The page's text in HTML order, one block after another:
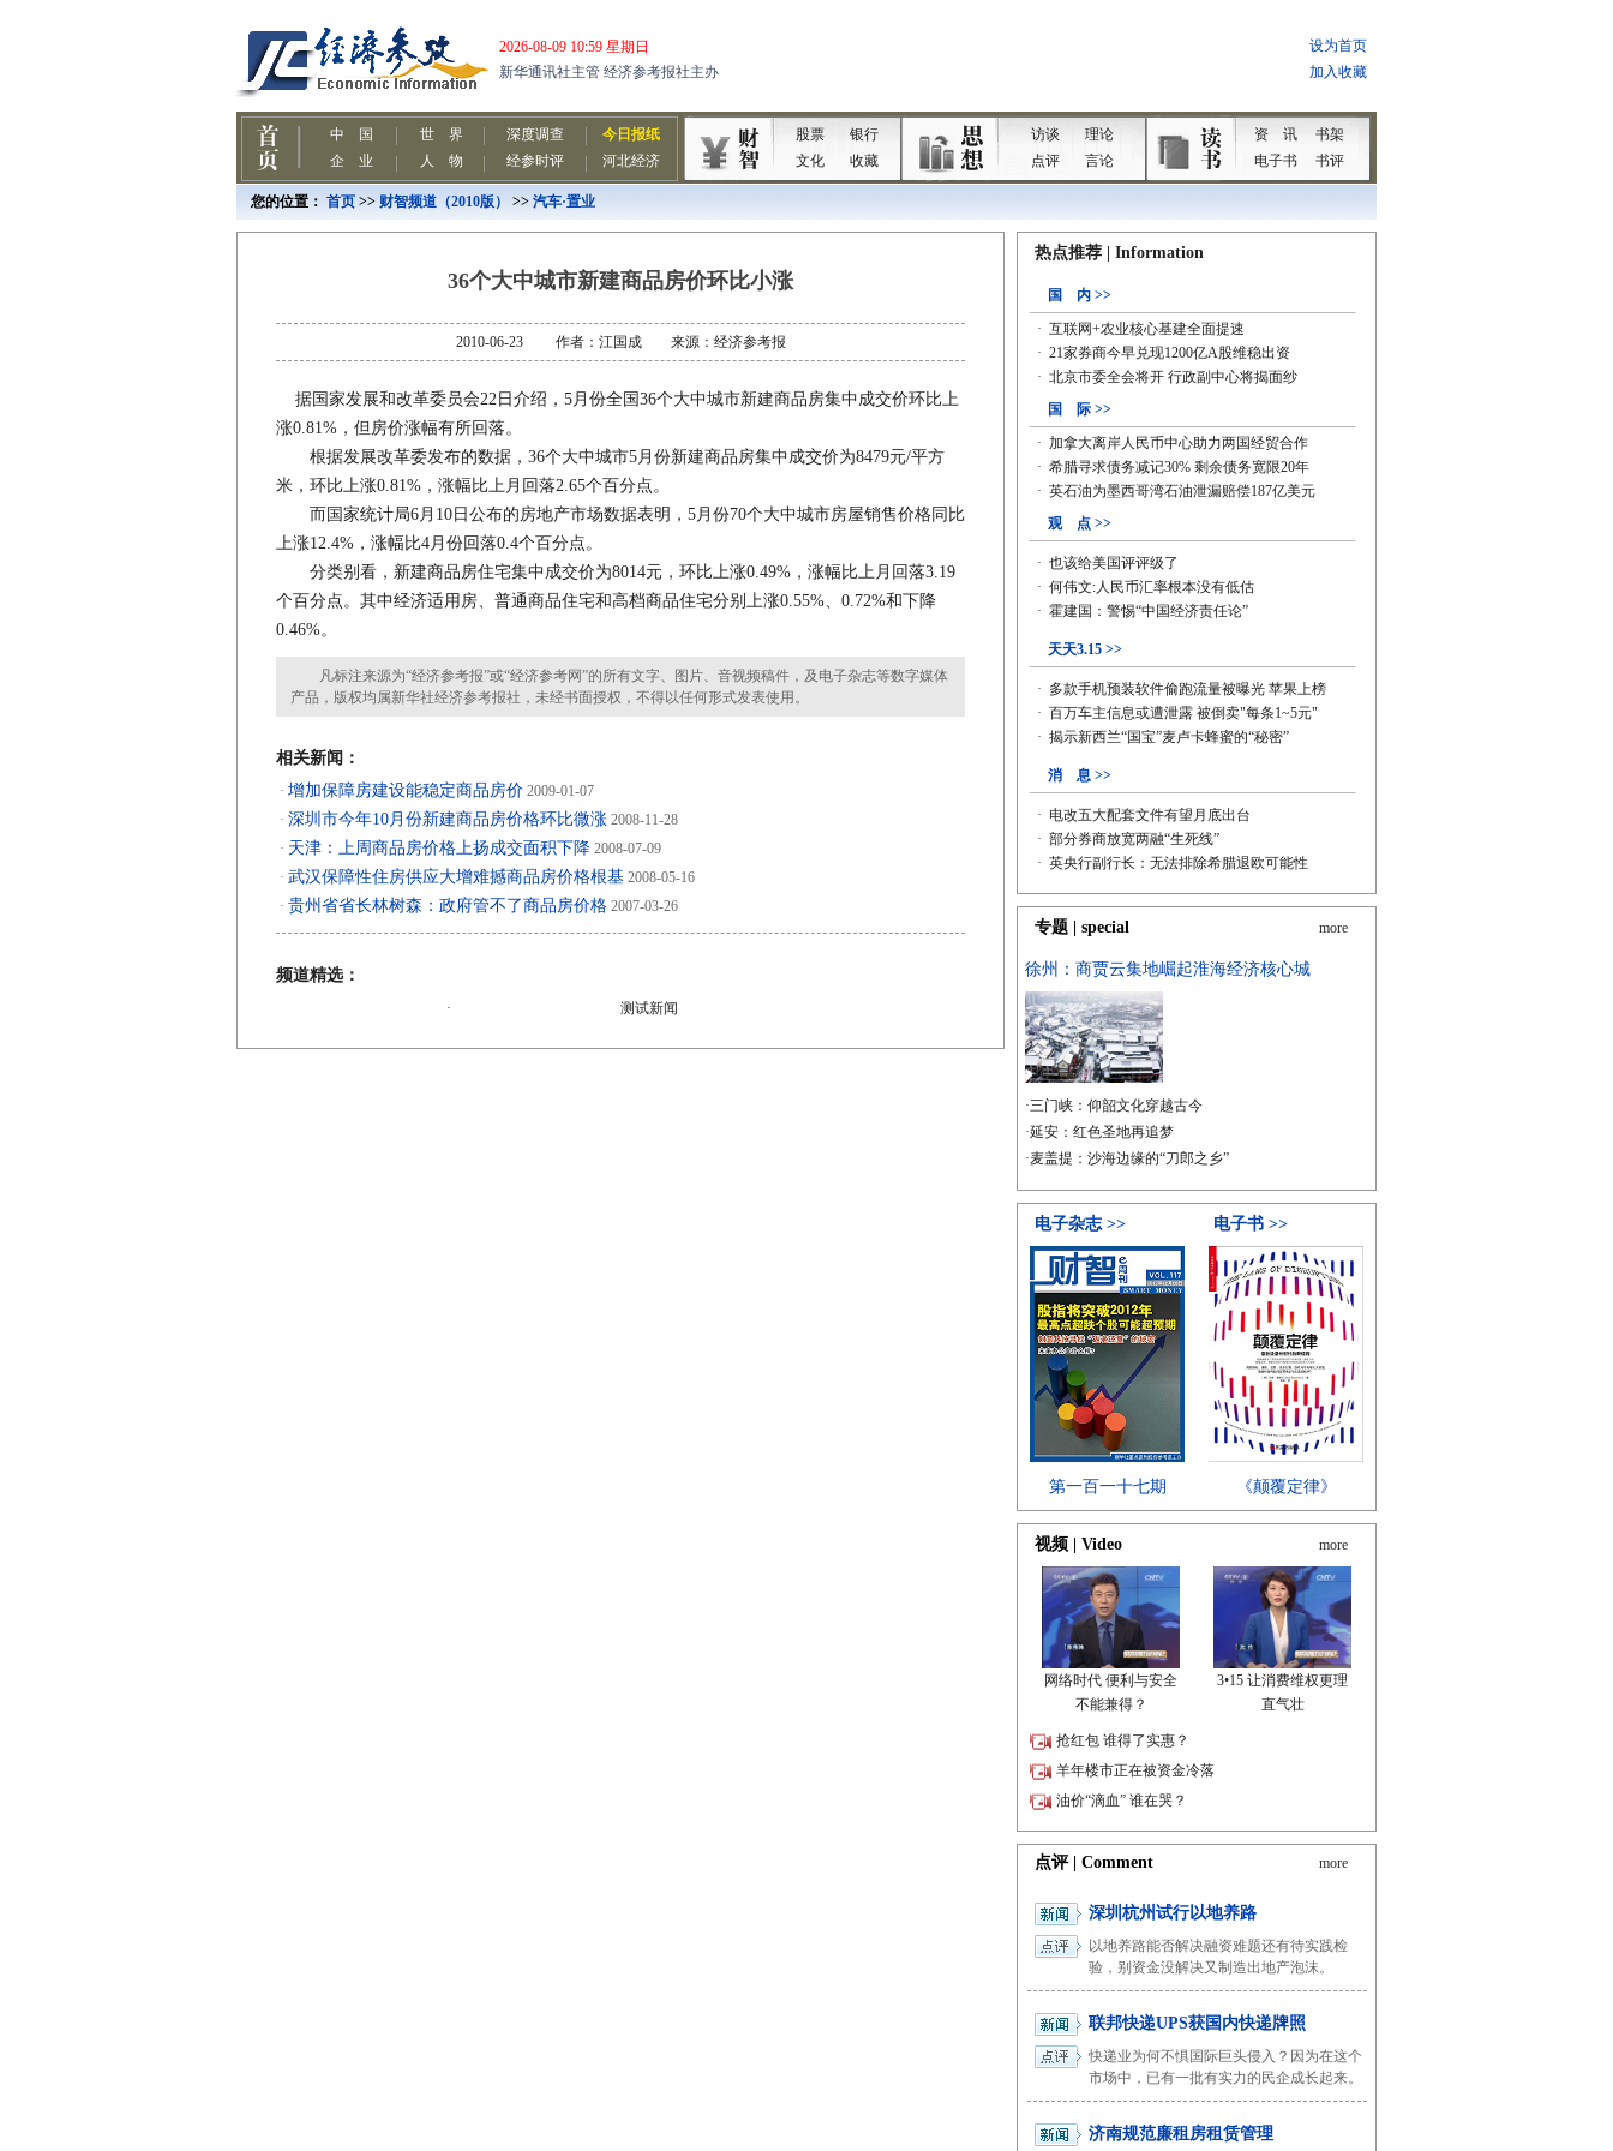
您的位置： 首页 >> 财智频道（2010版） >> 汽车·置业
36个大中城市新建商品房价环比小涨
2010-06-23 作者：江国成 来源：经济参考报
据国家发展和改革委员会22日介绍，5月份全国36个大中城市新建商品房集中成交价环比上
涨0.81%，但房价涨幅有所回落。
根据发展改革委发布的数据，36个大中城市5月份新建商品房集中成交价为8479元/平方
米，环比上涨0.81%，涨幅比上月回落2.65个百分点。
而国家统计局6月10日公布的房地产市场数据表明，5月份70个大中城市房屋销售价格同比
上涨12.4%，涨幅比4月份回落0.4个百分点。
分类别看，新建商品房住宅集中成交价为8014元，环比上涨0.49%，涨幅比上月回落3.19
个百分点。其中经济适用房、普通商品住宅和高档商品住宅分别上涨0.55%、0.72%和下降
0.46%。
凡标注来源为“经济参考报”或“经济参考网”的所有文字、图片、音视频稿件，及电子杂志等数字媒体
产品，版权均属新华社经济参考报社，未经书面授权，不得以任何形式发表使用。
相关新闻：
· 增加保障房建设能稳定商品房价 2009-01-07
· 深圳市今年10月份新建商品房价格环比微涨 2008-11-28
· 天津：上周商品房价格上扬成交面积下降 2008-07-09
· 武汉保障性住房供应大增难撼商品房价格根基 2008-05-16
· 贵州省省长林树森：政府管不了商品房价格 2007-03-26
频道精选：
· 测试新闻